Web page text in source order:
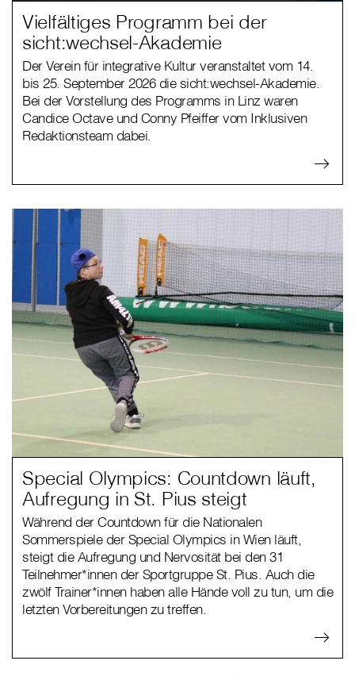
Vielfältiges Programm bei der
sicht:wechsel-Akademie
Der Verein für integrative Kultur veranstaltet vom 14.
bis 25. September 2026 die sicht:wechsel-Akademie.
Bei der Vorstellung des Programms in Linz waren
Candice Octave und Conny Pfeiffer vom Inklusiven
Redaktionsteam dabei.
Special Olympics: Countdown läuft,
Aufregung in St. Pius steigt
Während der Countdown für die Nationalen
Sommerspiele der Special Olympics in Wien läuft,
steigt die Aufregung und Nervosität bei den 31
Teilnehmer*innen der Sportgruppe St. Pius. Auch die
zwölf Trainer*innen haben alle Hände voll zu tun, um die
letzten Vorbereitungen zu treffen.